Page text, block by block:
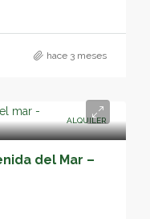
hace 3 meses
ALQUILER
del Mar –